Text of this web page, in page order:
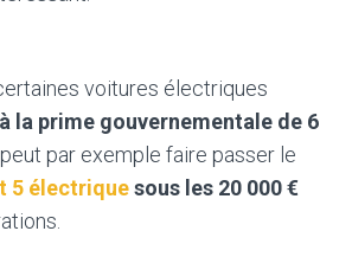
voitures électriques
la prime gouvernementale de 6
peut par exemple faire passer le
5 électriquesous les 20 000 €